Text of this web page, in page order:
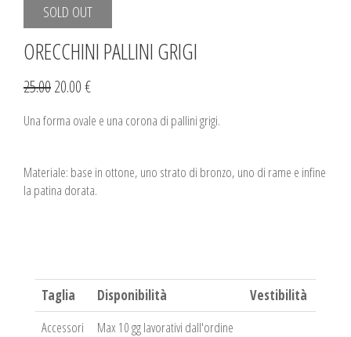
SOLD OUT
ORECCHINI PALLINI GRIGI
25.0020.00 €
Una forma ovale e una corona di pallini grigi.
Materiale: base in ottone, uno strato di bronzo, uno di rame e infine
la patina dorata.
Taglia Disponibilità
Vestibilità
Accessori
Max 10 gg lavorativi dall'ordine